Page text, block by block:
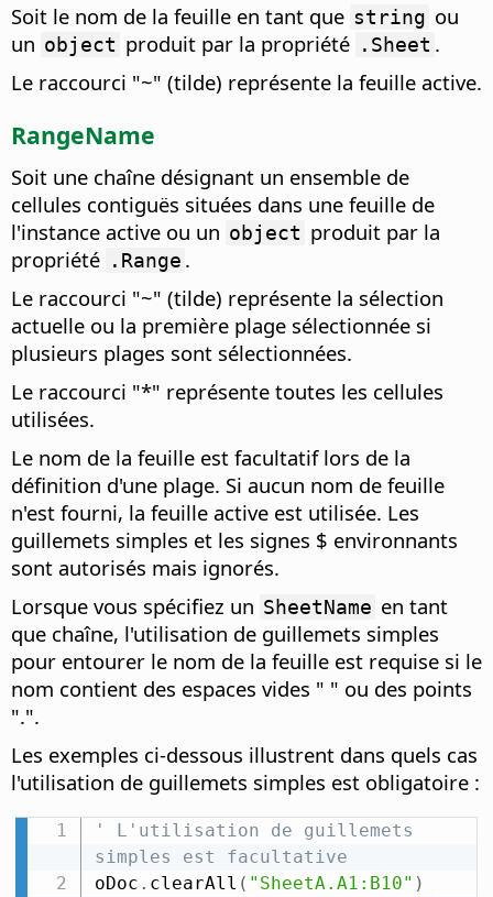
Soit le nom de la feuille en tant que string ou
un object produit par la propriété .Sheet .
Le raccourci "~" (tilde) représente la feuille active.
RangeName
Soit une chaîne désignant un ensemble de
cellules contiguës situées dans une feuille de
l'instance active ou un object produit par la
propriété .Range .
Le raccourci "~" (tilde) représente la sélection
actuelle ou la première plage sélectionnée si
plusieurs plages sont sélectionnées.
Le raccourci "*" représente toutes les cellules
utilisées.
Le nom de la feuille est facultatif lors de la
définition d'une plage. Si aucun nom de feuille
n'est fourni, la feuille active est utilisée. Les
guillemets simples et les signes $ environnants
sont autorisés mais ignorés.
Lorsque vous spécifiez un SheetName en tant
que chaîne, l'utilisation de guillemets simples
pour entourer le nom de la feuille est requise si le
nom contient des espaces vides " " ou des points
".".
Les exemples ci-dessous illustrent dans quels cas
l'utilisation de guillemets simples est obligatoire :
' L'utilisation de guillemets
simples est facultative
oDoc . clearAll ( "SheetA.A1:B10" )